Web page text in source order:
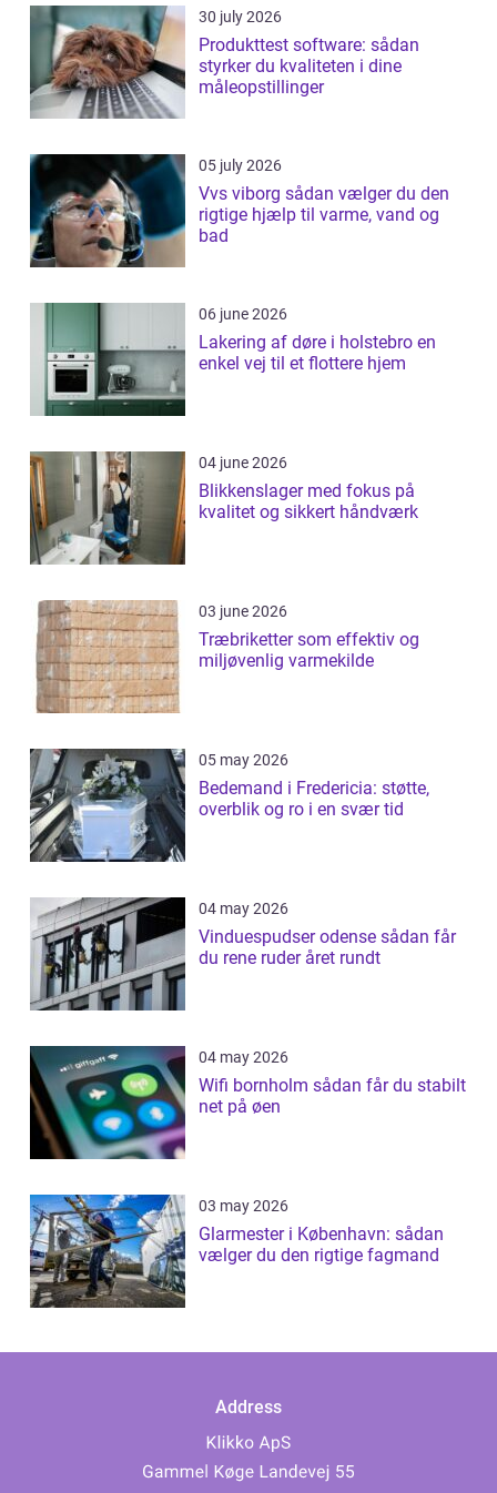
30 july 2026
Produkttest software: sådan
styrker du kvaliteten i dine
måleopstillinger
05 july 2026
Vvs viborg sådan vælger du den
rigtige hjælp til varme, vand og
bad
06 june 2026
Lakering af døre i holstebro en
enkel vej til et flottere hjem
04 june 2026
Blikkenslager med fokus på
kvalitet og sikkert håndværk
03 june 2026
Træbriketter som effektiv og
miljøvenlig varmekilde
05 may 2026
Bedemand i Fredericia: støtte,
overblik og ro i en svær tid
04 may 2026
Vinduespudser odense sådan får
du rene ruder året rundt
04 may 2026
Wifi bornholm sådan får du stabilt
net på øen
03 may 2026
Glarmester i København: sådan
vælger du den rigtige fagmand
Address